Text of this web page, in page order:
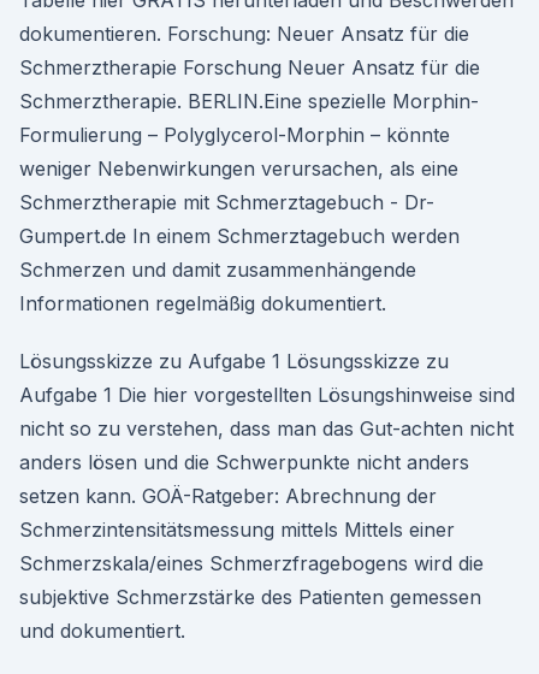
dokumentieren. Forschung: Neuer Ansatz für die
Schmerztherapie Forschung Neuer Ansatz für die
Schmerztherapie. BERLIN.Eine spezielle Morphin-
Formulierung – Polyglycerol-Morphin – könnte
weniger Nebenwirkungen verursachen, als eine
Schmerztherapie mit Schmerztagebuch - Dr-
Gumpert.de In einem Schmerztagebuch werden
Schmerzen und damit zusammenhängende
Informationen regelmäßig dokumentiert.
Lösungsskizze zu Aufgabe 1 Lösungsskizze zu
Aufgabe 1 Die hier vorgestellten Lösungshinweise sind
nicht so zu verstehen, dass man das Gut-achten nicht
anders lösen und die Schwerpunkte nicht anders
setzen kann. GOÄ-Ratgeber: Abrechnung der
Schmerzintensitätsmessung mittels Mittels einer
Schmerzskala/eines Schmerzfragebogens wird die
subjektive Schmerzstärke des Patienten gemessen
und dokumentiert.